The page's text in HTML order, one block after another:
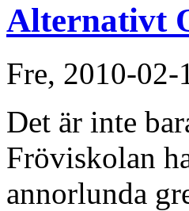
Alternativt
Fre, 2010-02-
Det är inte
Fröviskolan
annorlunda